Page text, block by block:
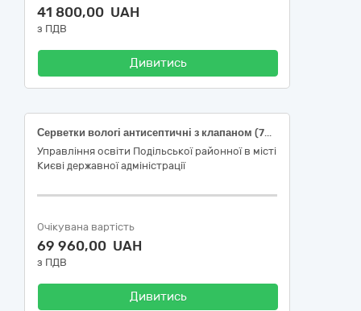
41 800,00 UAH
з ПДВ
Дивитись
Серветки вологі антисептичні з клапаном (72шт/уп)
Управління освіти Подільської районної в місті
Києві державної адміністрації
Очікувана вартість
69 960,00 UAH
з ПДВ
Дивитись